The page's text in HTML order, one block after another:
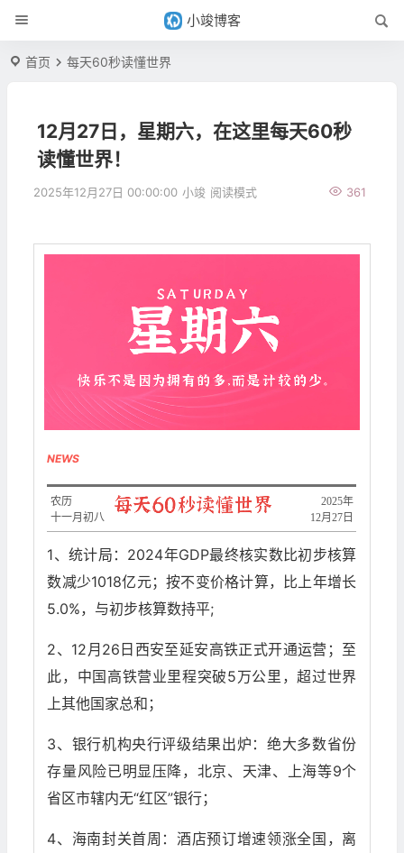
小竣博客
首页 每天60秒读懂世界
12月27日，星期六，在这里每天60秒
读懂世界！
2025年12月27日 00:00:00 小竣 361
阅读模式
NEWS
​2025年
12月27日
农历
十一月初八
1、统计局：2024年GDP最终核实数比初步核算
数减少1018亿元；按不变价格计算，比上年增长
5.0%，与初步核算数持平;
2、12月26日西安至延安高铁正式开通运营；至
此，中国高铁营业里程突破5万公里，超过世界
上其他国家总和；
3、银行机构央行评级结果出炉：绝大多数省份
存量风险已明显压降，北京、天津、上海等9个
省区市辖内无“红区”银行；
4、海南封关首周：酒店预订增速领涨全国，离